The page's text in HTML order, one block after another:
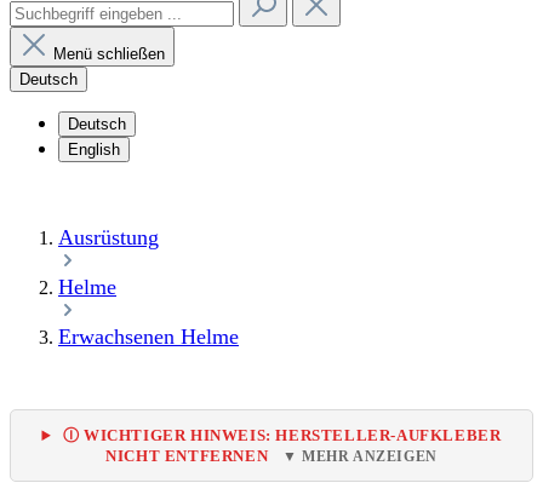
Menü schließen
Deutsch
Deutsch
English
Ausrüstung
Helme
Erwachsenen Helme
Ⓘ WICHTIGER HINWEIS: HERSTELLER-AUFKLEBER
NICHT ENTFERNEN
▼ MEHR ANZEIGEN